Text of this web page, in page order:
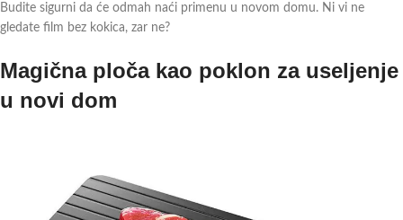
Budite sigurni da će odmah naći primenu u novom domu. Ni vi ne
gledate film bez kokica, zar ne?
Magična ploča kao poklon za useljenje
u novi dom